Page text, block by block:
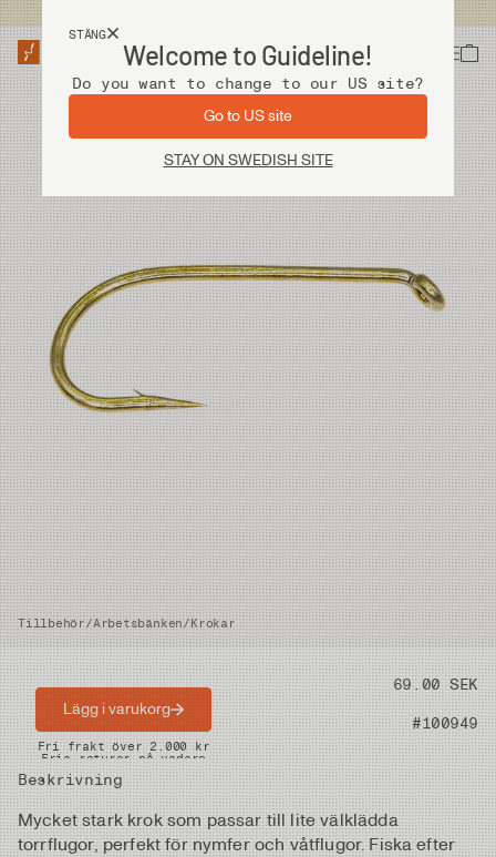
STÄNG
Welcome to Guideline!
Do you want to change to our US site?
Go to US site
STAY ON SWEDISH SITE
Tillbehör/Arbetsbänken/Krokar
Pris 69.00 SEK
Artikelnummer #100949
Beskrivning
Mycket stark krok som passar till lite välklädda
torrflugor, perfekt för nymfer och våtflugor. Fiska efter
Lägg i varukorg
Snabba leveranser
Fri frakt över 2.000 kr
Fria returer på vadare